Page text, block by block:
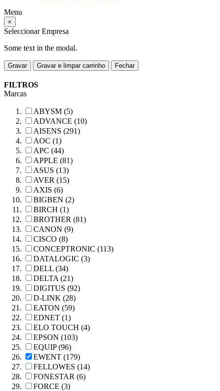
Menu
×
Seleccionar Empresa
Some text in the modal.
Gravar Gravar e limpar carrinho Fechar
FILTROS
Marcas
ABYSM (5)
ADVANCE (10)
AISENS (291)
AOC (1)
APC (44)
APPLE (81)
ASUS (13)
AVER (15)
AXIS (6)
BIGBEN (2)
BIRCH (1)
BROTHER (81)
CANON (9)
CISCO (8)
CONCEPTRONIC (113)
DATALOGIC (3)
DELL (34)
DELTA (21)
DIGITUS (92)
D-LINK (28)
EATON (59)
EDNET (1)
ELO TOUCH (4)
EPSON (103)
EQUIP (96)
EWENT (179)
FELLOWES (14)
FONESTAR (6)
FORCE (3)